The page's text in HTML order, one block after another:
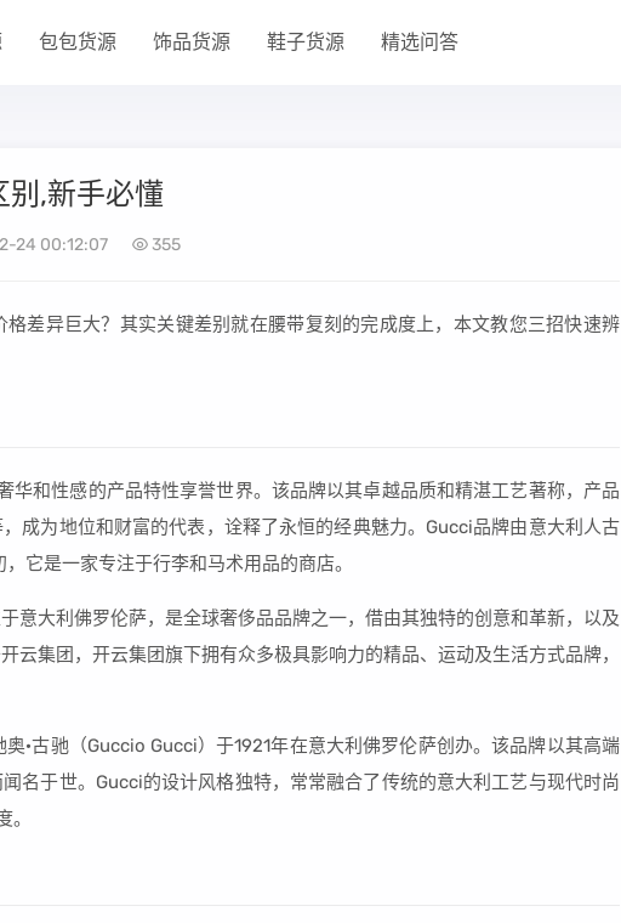
包包货源 饰品货源 鞋子货源 精选问答
别,新手必懂
24 00:12:07 355
格差异巨大？其实关键差别就在腰带复刻的完成度上，本文教您三招快速辨
华和性感的产品特性享誉世界。该品牌以其卓越品质和精湛工艺著称，产品
成为地位和财富的代表，诠释了永恒的经典魅力。Gucci品牌由意大利人古
它是一家专注于行李和马术用品的商店。
意大利佛罗伦萨，是全球奢侈品品牌之一，借由其独特的创意和革新，以及
云集团，开云集团旗下拥有众多极具影响力的精品、运动及生活方式品牌，
·古驰（Guccio Gucci）于1921年在意大利佛罗伦萨创办。该品牌以其高端
名于世。Gucci的设计风格独特，常常融合了传统的意大利工艺与现代时尚